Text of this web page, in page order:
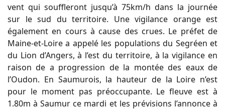
vent qui souffleront jusqu’à 75km/h dans la journée
sur le sud du territoire. Une vigilance orange est
également en cours à cause des crues. Le préfet de
Maine-et-Loire a appelé les populations du Segréen et
du Lion d’Angers, à l’est du territoire, à la vigilance en
raison de a progression de la montée des eaux de
l’Oudon. En Saumurois, la hauteur de la Loire n’est
pour le moment pas préoccupante. Le fleuve est à
1.80m à Saumur ce mardi et les prévisions l’annonce à